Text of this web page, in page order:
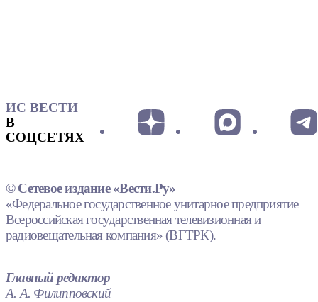
ИС ВЕСТИ
В
СОЦСЕТЯХ
© Сетевое издание «Вести.Ру»
«Федеральное государственное унитарное предприятие
Всероссийская государственная телевизионная и
радиовещательная компания» (ВГТРК).
Главный редактор
А. А. Филипповский